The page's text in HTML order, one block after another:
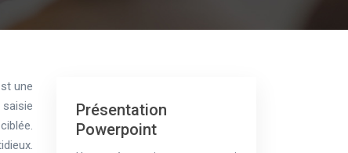
une
Présentation
Powerpoint